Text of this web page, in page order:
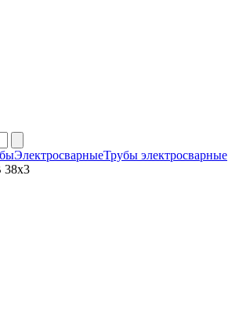
ЭлектросварныеТрубы электросварные